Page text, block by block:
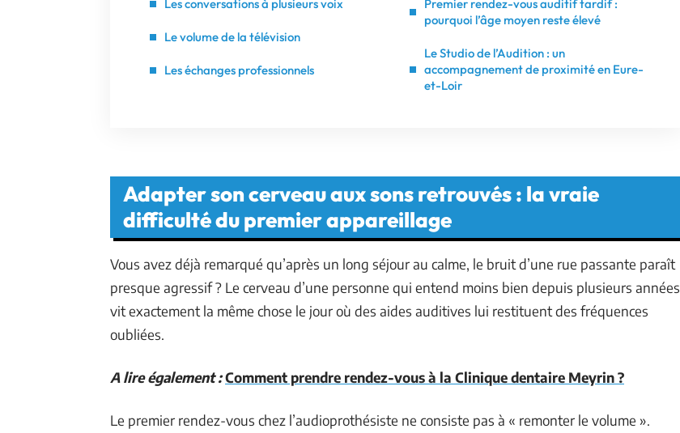
Les conversations à plusieurs voix
Le volume de la télévision
Les échanges professionnels
Premier rendez-vous auditif tardif :
pourquoi l’âge moyen reste élevé
Le Studio de l’Audition : un
accompagnement de proximité en Eure-
et-Loir
Adapter son cerveau aux sons retrouvés : la vraie
difficulté du premier appareillage
Vous avez déjà remarqué qu’après un long séjour au calme, le bruit d’une rue passante paraît
presque agressif ? Le cerveau d’une personne qui entend moins bien depuis plusieurs années
vit exactement la même chose le jour où des aides auditives lui restituent des fréquences
oubliées.
A lire également :Comment prendre rendez-vous à la Clinique dentaire Meyrin ?
Le premier rendez-vous chez l’audioprothésiste ne consiste pas à « remonter le volume ».